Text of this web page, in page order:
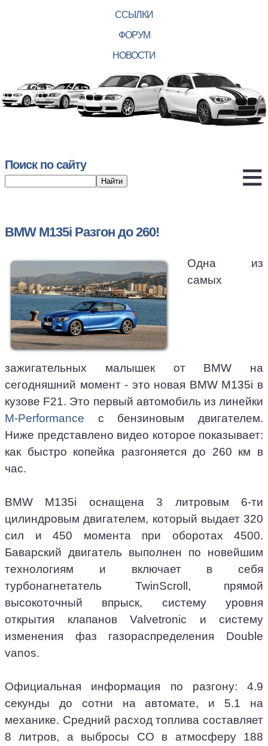
ССЫЛКИ
ФОРУМ
НОВОСТИ
Поиск по сайту
BMW M135i Разгон до 260!
Одна из
самых
зажигательных малышек от BMW на
сегодняшний момент - это новая BMW M135i в
кузове F21. Это первый автомобиль из линейки
M-Performance с бензиновым двигателем.
Ниже представлено видео которое показывает:
как быстро копейка разгоняется до 260 км в
час.
BMW M135i оснащена 3 литровым 6-ти
цилиндровым двигателем, который выдает 320
сил и 450 момента при оборотах 4500.
Баварский двигатель выполнен по новейшим
технологиям и включает в себя
турбонагнетатель TwinScroll, прямой
высокоточный впрыск, систему уровня
открытия клапанов Valvetronic и систему
изменения фаз газораспределения Double
vanos.
Официальная информация по разгону: 4.9
секунды до сотни на автомате, и 5.1 на
механике. Средний расход топлива составляет
8 литров, а выбросы СО в атмосферу 188